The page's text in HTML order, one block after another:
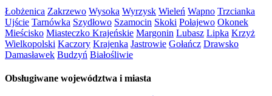
Łobżenica Zakrzewo Wysoka Wyrzysk Wieleń Wapno Trzcianka
Ujście Tarnówka Szydłowo Szamocin Skoki Połajewo Okonek
Mieścisko Miasteczko Krajeńskie Margonin Lubasz Lipka Krzyż
Wielkopolski Kaczory Krajenka Jastrowie Gołańcz Drawsko
Damasławek Budzyń Białośliwie
Obsługiwane województwa i miasta